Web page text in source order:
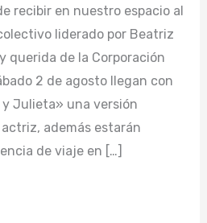
recibir en nuestro espacio al
liderado por Beatriz
querida de la Corporación
2 de agosto llegan con
y Julieta» una versión
además estarán
de viaje en […]